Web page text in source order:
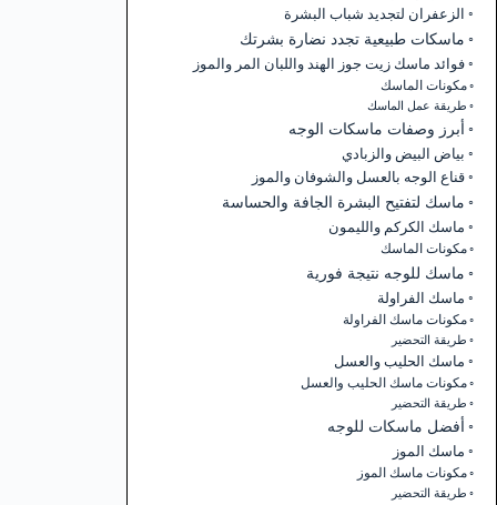
الزعفران لتجديد شباب البشرة
ماسكات طبيعية تجدد نضارة بشرتك
فوائد ماسك زيت جوز الهند واللبان المر والموز
مكونات الماسك
طريقة عمل الماسك
أبرز وصفات ماسكات الوجه
بياض البيض والزبادي
قناع الوجه بالعسل والشوفان والموز
ماسك لتفتيح البشرة الجافة والحساسة
ماسك الكركم والليمون
مكونات الماسك
ماسك للوجه نتيجة فورية
ماسك الفراولة
مكونات ماسك الفراولة
طريقة التحضير
ماسك الحليب والعسل
مكونات ماسك الحليب والعسل
طريقة التحضير
أفضل ماسكات للوجه
ماسك الموز
مكونات ماسك الموز
طريقة التحضير